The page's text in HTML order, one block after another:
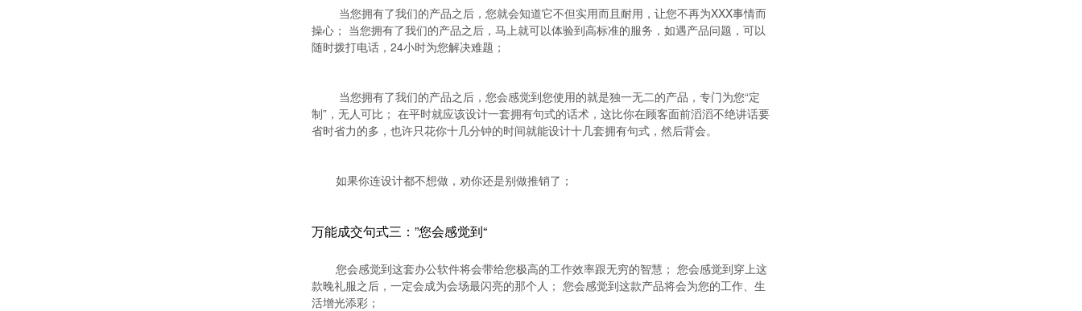
当您拥有了我们的产品之后，您就会知道它不但实用而且耐用，让您不再为XXX事情而
操心； 当您拥有了我们的产品之后，马上就可以体验到高标准的服务，如遇产品问题，可以
随时拨打电话，24小时为您解决难题；
当您拥有了我们的产品之后，您会感觉到您使用的就是独一无二的产品，专门为您“定
制”，无人可比； 在平时就应该设计一套拥有句式的话术，这比你在顾客面前滔滔不绝讲话要
省时省力的多，也许只花你十几分钟的时间就能设计十几套拥有句式，然后背会。
如果你连设计都不想做，劝你还是别做推销了；
万能成交句式三：”您会感觉到“
您会感觉到这套办公软件将会带给您极高的工作效率跟无穷的智慧； 您会感觉到穿上这
款晚礼服之后，一定会成为会场最闪亮的那个人； 您会感觉到这款产品将会为您的工作、生
活增光添彩；